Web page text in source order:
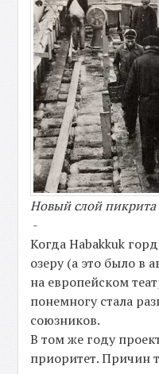
Новый слой пикрита
-
Когда Habakkuk
озеру (а это было в
на европейском
понемногу стала
союзников.
В том же году
приоритет. Причин